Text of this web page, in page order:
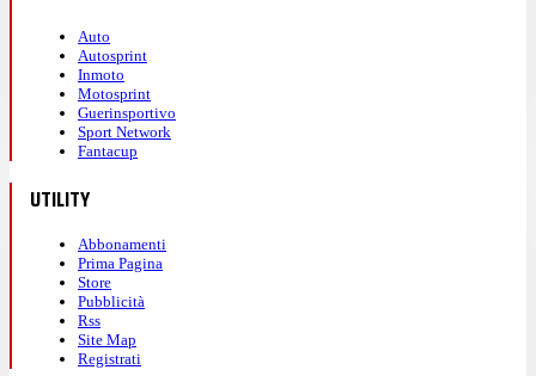
Auto
Autosprint
Inmoto
Motosprint
Guerinsportivo
Sport Network
Fantacup
UTILITY
Abbonamenti
Prima Pagina
Store
Pubblicità
Rss
Site Map
Registrati